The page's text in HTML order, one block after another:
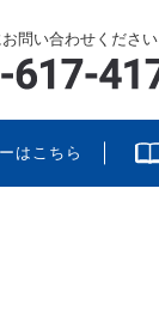
問い合わせください
はこちら